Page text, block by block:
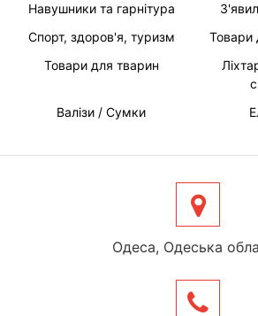
Навушники та гарнітура
Спорт, здоров'я, туризм
Товари
Товари для тварин
Валізи / Сумки
Одеса, Одеська